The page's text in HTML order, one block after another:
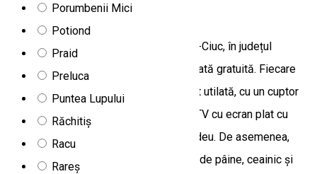
Porumbenii Mici
Potiond
Praid
Preluca
Puntea Lupului
Răchitiș
Racu
Rareș
Bazalt Apartments
Bazalt Apartments se află în Miercurea-Ciuc, în județul
Harghita, oferind cazare cu parcare privată gratuită. Fiecare
apartament include o bucătărie complet utilată, cu un cuptor
cu microunde, o zonă de luat masa, un TV cu ecran plat cu
canale prin cablu și o baie privată cu bideu. De asemenea,
sunt disponibile frigidere, plită, prăjitor de pâine, ceainic și